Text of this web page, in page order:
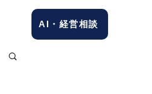
AI・経営相談